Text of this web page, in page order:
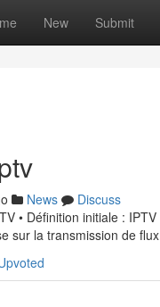
New Submit
News
Discuss
• Définition initiale :
sur la transmission de flux